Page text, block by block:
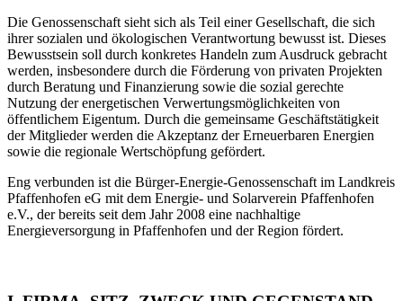
Die Genossenschaft sieht sich als Teil einer Gesellschaft, die sich
ihrer sozialen und ökologischen Verantwortung bewusst ist. Dieses
Bewusstsein soll durch konkretes Handeln zum Ausdruck gebracht
werden, insbesondere durch die Förderung von privaten Projekten
durch Beratung und Finanzierung sowie die sozial gerechte
Nutzung der energetischen Verwertungsmöglichkeiten von
öffentlichem Eigentum. Durch die gemeinsame Geschäftstätigkeit
der Mitglieder werden die Akzeptanz der Erneuerbaren Energien
sowie die regionale Wertschöpfung gefördert.
Eng verbunden ist die Bürger-Energie-Genossenschaft im Landkreis
Pfaffenhofen eG mit dem Energie- und Solarverein Pfaffenhofen
e.V., der bereits seit dem Jahr 2008 eine nachhaltige
Energieversorgung in Pfaffenhofen und der Region fördert.